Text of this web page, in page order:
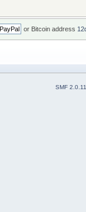
or Bitcoin address
SMF 2.0.11